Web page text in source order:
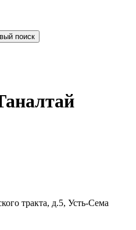
поиск
тракта, д.5, Усть-Сема